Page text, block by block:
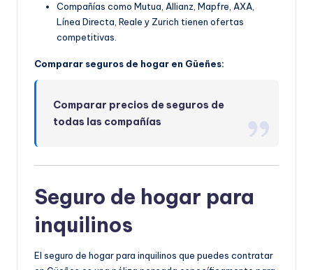
Compañías como Mutua, Allianz, Mapfre, AXA,
Línea Directa, Reale y Zurich tienen ofertas
competitivas.
Comparar seguros de hogar en Güeñes:
Comparar precios de seguros de
todas las compañías
Seguro de hogar para
inquilinos
El seguro de hogar para inquilinos que puedes contratar